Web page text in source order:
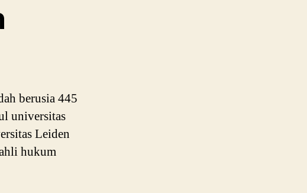
berusia 445
universitas
Leiden
hukum